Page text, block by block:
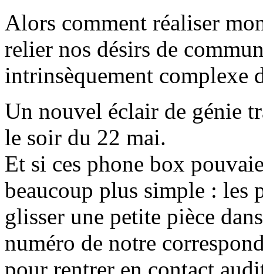
Alors comment réaliser
relier nos désirs de
intrinsèquement complexe
Un nouvel éclair de génie
le soir du 22 mai.
Et si ces phone box
beaucoup plus simple : les
glisser une petite pièce
numéro de notre
pour rentrer en contact